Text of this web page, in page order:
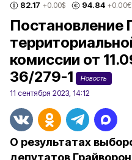
82.17 +0.00$ 94.84 +0.00€
Постановление
комиссии от
36/279-1
Новость
11 сентября 2023, 14:12
О результатах
депутатов